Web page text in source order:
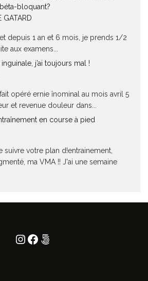
bloquant?
GATARD
depuis 1 an et 6 mois, je prends 1/2
aux examens...
j’ai toujours mal !
opéré ernie înominal au mois avril 5
et revenue douleur dans...
en course à pied
suivre votre plan d!entrainement,
ma VMA !! J'ai une semaine
Instagram
Facebook
500px